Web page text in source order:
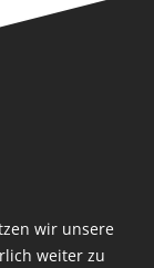
wir unsere
weiter zu